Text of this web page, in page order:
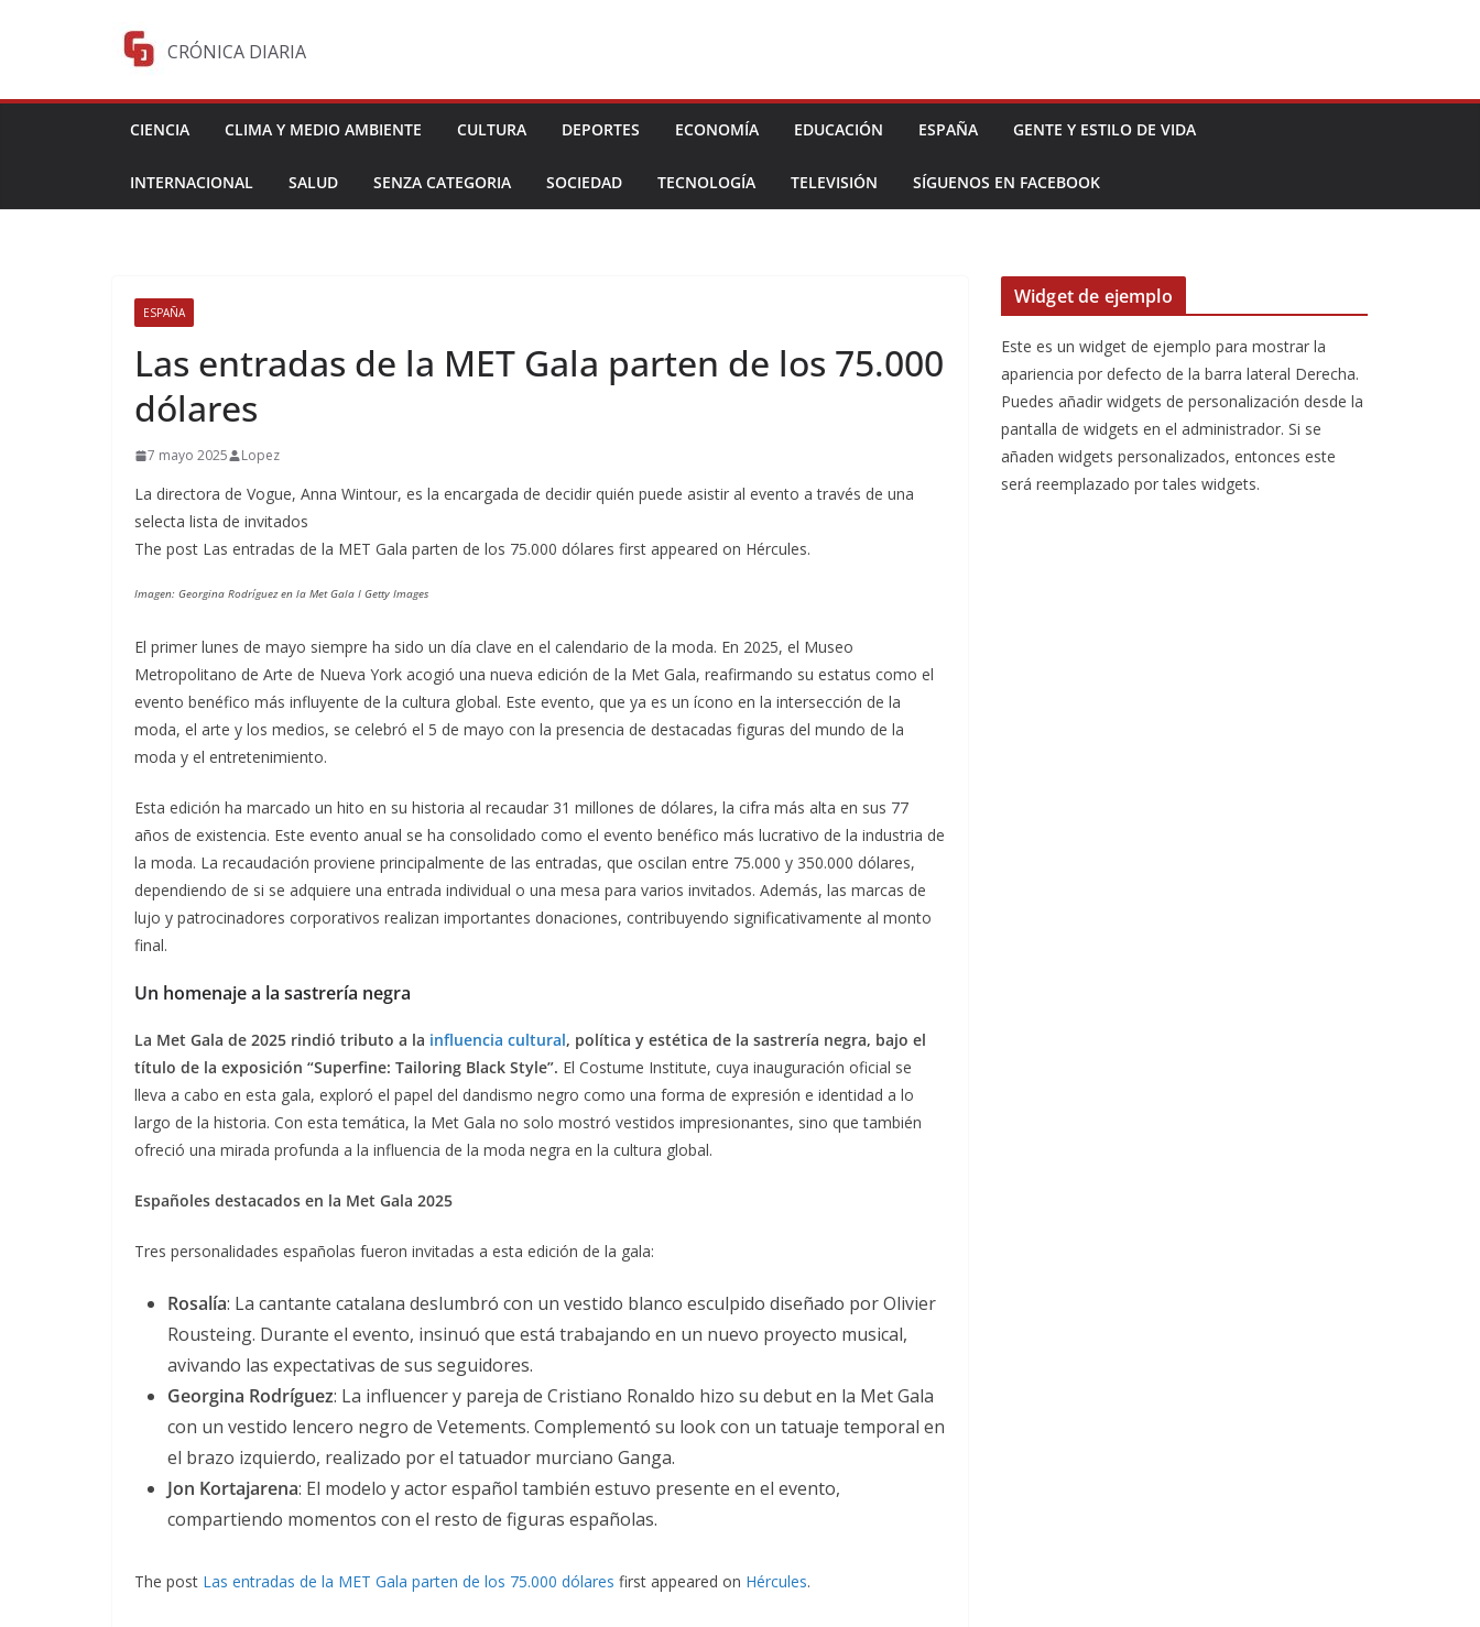
CRÓNICA DIARIA
CIENCIA CLIMA Y MEDIO AMBIENTE CULTURA DEPORTES ECONOMÍA EDUCACIÓN ESPAÑA GENTE Y ESTILO DE VIDA
INTERNACIONAL SALUD SENZA CATEGORIA SOCIEDAD TECNOLOGÍA TELEVISIÓN SÍGUENOS EN FACEBOOK
ESPAÑA
Las entradas de la MET Gala parten de los 75.000
dólares
7 mayo 2025 Lopez
La directora de Vogue, Anna Wintour, es la encargada de decidir quién puede asistir al evento a través de una
selecta lista de invitados
The post Las entradas de la MET Gala parten de los 75.000 dólares first appeared on Hércules.
Imagen: Georgina Rodríguez en la Met Gala I Getty Images
El primer lunes de mayo siempre ha sido un día clave en el calendario de la moda. En 2025, el Museo
Metropolitano de Arte de Nueva York acogió una nueva edición de la Met Gala, reafirmando su estatus como el
evento benéfico más influyente de la cultura global. Este evento, que ya es un ícono en la intersección de la
moda, el arte y los medios, se celebró el 5 de mayo con la presencia de destacadas figuras del mundo de la
moda y el entretenimiento.
Esta edición ha marcado un hito en su historia al recaudar 31 millones de dólares, la cifra más alta en sus 77
años de existencia. Este evento anual se ha consolidado como el evento benéfico más lucrativo de la industria de
la moda. La recaudación proviene principalmente de las entradas, que oscilan entre 75.000 y 350.000 dólares,
dependiendo de si se adquiere una entrada individual o una mesa para varios invitados. Además, las marcas de
lujo y patrocinadores corporativos realizan importantes donaciones, contribuyendo significativamente al monto
final.
Un homenaje a la sastrería negra
La Met Gala de 2025 rindió tributo a la influencia cultural, política y estética de la sastrería negra, bajo el
título de la exposición “Superfine: Tailoring Black Style”. El Costume Institute, cuya inauguración oficial se
lleva a cabo en esta gala, exploró el papel del dandismo negro como una forma de expresión e identidad a lo
largo de la historia. Con esta temática, la Met Gala no solo mostró vestidos impresionantes, sino que también
ofreció una mirada profunda a la influencia de la moda negra en la cultura global.
Españoles destacados en la Met Gala 2025
Tres personalidades españolas fueron invitadas a esta edición de la gala:
Rosalía: La cantante catalana deslumbró con un vestido blanco esculpido diseñado por Olivier
Rousteing. Durante el evento, insinuó que está trabajando en un nuevo proyecto musical,
avivando las expectativas de sus seguidores.
Georgina Rodríguez: La influencer y pareja de Cristiano Ronaldo hizo su debut en la Met Gala
con un vestido lencero negro de Vetements. Complementó su look con un tatuaje temporal en
el brazo izquierdo, realizado por el tatuador murciano Ganga.
Jon Kortajarena: El modelo y actor español también estuvo presente en el evento,
compartiendo momentos con el resto de figuras españolas.
The post Las entradas de la MET Gala parten de los 75.000 dólares first appeared on Hércules.
Widget de ejemplo
Este es un widget de ejemplo para mostrar la
apariencia por defecto de la barra lateral Derecha.
Puedes añadir widgets de personalización desde la
pantalla de widgets en el administrador. Si se
añaden widgets personalizados, entonces este
será reemplazado por tales widgets.